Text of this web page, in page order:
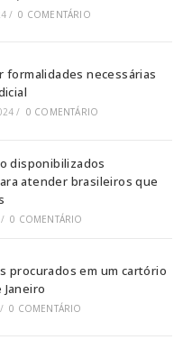
/ 0 COMENTÁRIO
formalidades necessárias
/ 0 COMENTÁRIO
disponibilizados
atender brasileiros que
/ 0 COMENTÁRIO
procurados em um cartório
/ 0 COMENTÁRIO